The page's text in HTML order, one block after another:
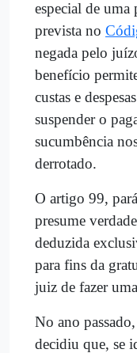
especial de uma
prevista no
negada pelo
benefício
custas e
suspender o
sucumbência
derrotado.
O artigo 99,
presume
deduzida
para fins da
juiz de fazer
No ano
decidiu que, se